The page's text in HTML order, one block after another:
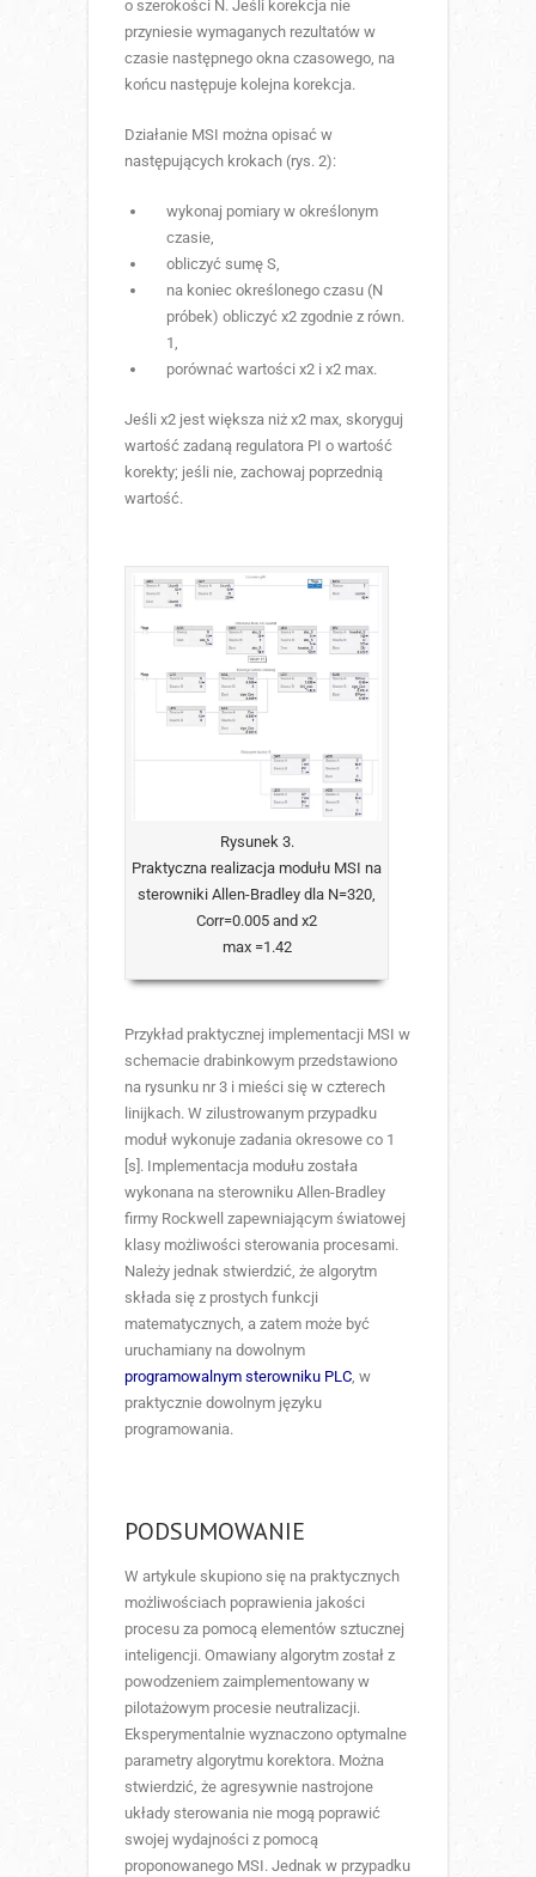
o szerokości N. Jeśli korekcja nie
przyniesie wymaganych rezultatów w
czasie następnego okna czasowego, na
końcu następuje kolejna korekcja.
Działanie MSI można opisać w
następujących krokach (rys. 2):
wykonaj pomiary w określonym
czasie,
obliczyć sumę S,
na koniec określonego czasu (N
próbek) obliczyć x2 zgodnie z równ.
1,
porównać wartości x2 i x2 max.
Jeśli x2 jest większa niż x2 max, skoryguj
wartość zadaną regulatora PI o wartość
korekty; jeśli nie, zachowaj poprzednią
wartość.
Rysunek 3.
Praktyczna realizacja modułu MSI na
sterowniki Allen-Bradley dla N=320,
Corr=0.005 and x2
max =1.42
Przykład praktycznej implementacji MSI w
schemacie drabinkowym przedstawiono
na rysunku nr 3 i mieści się w czterech
linijkach. W zilustrowanym przypadku
moduł wykonuje zadania okresowe co 1
[s]. Implementacja modułu została
wykonana na sterowniku Allen-Bradley
firmy Rockwell zapewniającym światowej
klasy możliwości sterowania procesami.
Należy jednak stwierdzić, że algorytm
składa się z prostych funkcji
matematycznych, a zatem może być
uruchamiany na dowolnym
programowalnym sterowniku PLC, w
praktycznie dowolnym języku
programowania.
PODSUMOWANIE
W artykule skupiono się na praktycznych
możliwościach poprawienia jakości
procesu za pomocą elementów sztucznej
inteligencji. Omawiany algorytm został z
powodzeniem zaimplementowany w
pilotażowym procesie neutralizacji.
Eksperymentalnie wyznaczono optymalne
parametry algorytmu korektora. Można
stwierdzić, że agresywnie nastrojone
układy sterowania nie mogą poprawić
swojej wydajności z pomocą
proponowanego MSI. Jednak w przypadku